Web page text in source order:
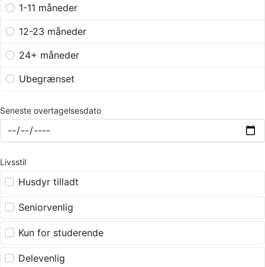
1-11 måneder
12-23 måneder
24+ måneder
Ubegrænset
Seneste overtagelsesdato
Livsstil
Husdyr tilladt
Seniorvenlig
Kun for studerende
Delevenlig